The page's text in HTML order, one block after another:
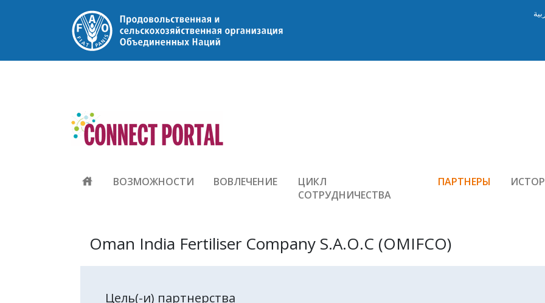
house ВОЗМОЖНОСТИ ВОВЛЕЧЕНИЕ
ЦИКЛ
СОТРУДНИЧЕСТВА
ПАРТНЕРЫ
Oman India Fertiliser Company S.A.O.C (OMIFCO)
Цель(-и) партнерства